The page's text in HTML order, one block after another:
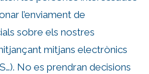
l’enviament de
sobre els nostres
mitjans electrònics
No es prendran decisions